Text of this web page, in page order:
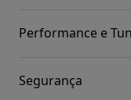
Performance e
Segurança